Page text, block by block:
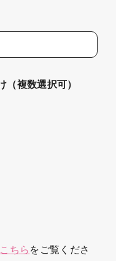
（複数選択可）
こちら をご覧くださ